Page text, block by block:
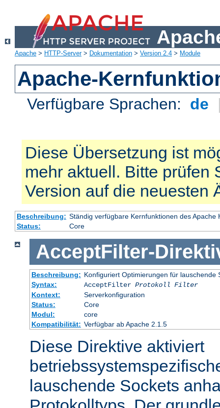
Apache > HTTP-Server> Dokumentation > Version 2.4 > Module
Apache-
Verfügbare Sprachen: de
Diese Übersetzung ist
mehr aktuell. Bitte prüfen
Version auf die neuesten
Beschreibung: Ständig verfügbare Kernfunktionen des Apache
Status:
Core
AcceptFilter-
Beschreibung: Konfiguriert Optimierungen für lauschende
Syntax:
AcceptFilter Protokoll Filter
Kontext:
Serverkonfiguration
Status:
Core
Modul:
core
Kompatibilität: Verfügbar ab Apache 2.1.5
Diese Direktive aktiviert
lauschende Sockets